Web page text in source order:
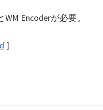
Encoderが必要。
]